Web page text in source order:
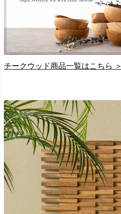
チークウッド商品一覧はこちら ＞